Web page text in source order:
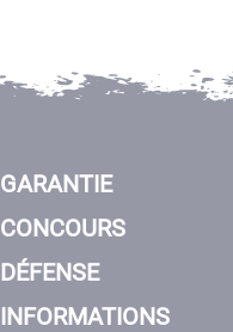
GARANTIE
CONCOURS
DÉFENSE
INFORMATIONS